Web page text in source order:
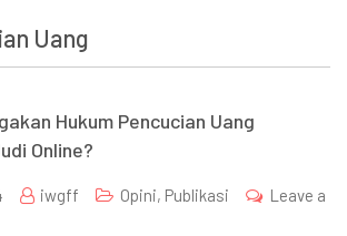
Uang
Hukum Pencucian Uang
Online?
iwgff Opini, Publikasi
Leave a